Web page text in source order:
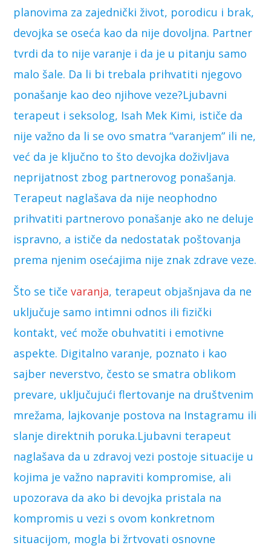
planovima za zajednički život, porodicu i brak,
devojka se oseća kao da nije dovoljna. Partner
tvrdi da to nije varanje i da je u pitanju samo
malo šale. Da li bi trebala prihvatiti njegovo
ponašanje kao deo njihove veze?Ljubavni
terapeut i seksolog, Isah Mek Kimi, ističe da
nije važno da li se ovo smatra “varanjem” ili ne,
već da je ključno to što devojka doživljava
neprijatnost zbog partnerovog ponašanja.
Terapeut naglašava da nije neophodno
prihvatiti partnerovo ponašanje ako ne deluje
ispravno, a ističe da nedostatak poštovanja
prema njenim osećajima nije znak zdrave veze.
Što se tičevaranja, terapeut objašnjava da ne
uključuje samo intimni odnos ili fizički
kontakt, već može obuhvatiti i emotivne
aspekte. Digitalno varanje, poznato i kao
sajber neverstvo, često se smatra oblikom
prevare, uključujući flertovanje na društvenim
mrežama, lajkovanje postova na Instagramu ili
slanje direktnih poruka.Ljubavni terapeut
naglašava da u zdravoj vezi postoje situacije u
kojima je važno napraviti kompromise, ali
upozorava da ako bi devojka pristala na
kompromis u vezi s ovom konkretnom
situacijom, mogla bi žrtvovati osnovne